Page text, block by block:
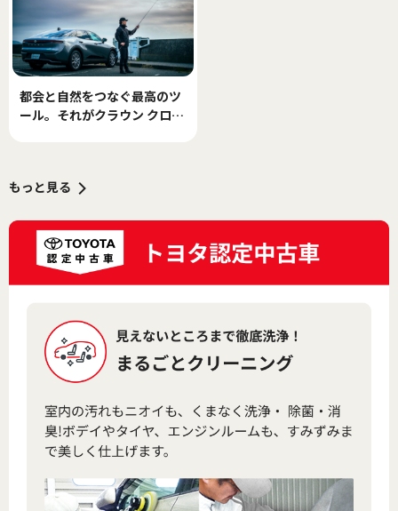
都会と自然をつなぐ最高のツ
ール。それがクラウン クロス
もっと見る